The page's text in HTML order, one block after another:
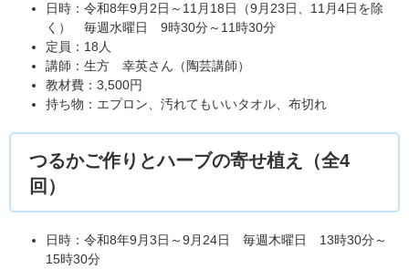
日時：令和8年9月2日～11月18日（9月23日、11月4日を除
く） 毎週水曜日 9時30分～11時30分
定員：18人
講師：生方 幸英さん（陶芸講師）
教材費：3,500円
持ち物：エプロン、汚れてもいいタオル、布切れ
つるかご作りとハーブの寄せ植え（全4
回）
日時：令和8年9月3日～9月24日 毎週木曜日 13時30分～
15時30分